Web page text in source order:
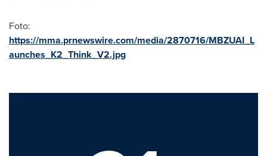
Foto:
https://mma.prnewswire.com/media/2870716/MBZUAI_L
aunches_K2_Think_V2.jpg